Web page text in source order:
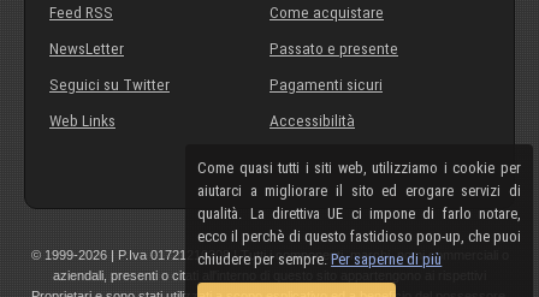
Come quasi tutti i siti web, utilizziamo i cookie per
aiutarci a migliorare il sito ed erogare servizi di
qualità. La direttiva UE ci impone di farlo notare,
ecco il perchè di questo fastidioso pop-up, che puoi
chiudere per sempre.Per saperne di più
Feed RSS
NewsLetter
Seguici su Twitter
Web Links
Come acquistare
Passato e presente
Pagamenti sicuri
Accessibilità
© 1999-2026 | P.Iva 01721210308 | Tutti i componenti, marchi, nomi commerciali o
aziendali, presenti o citati all'interno di questo sito appartengono ai rispettivi